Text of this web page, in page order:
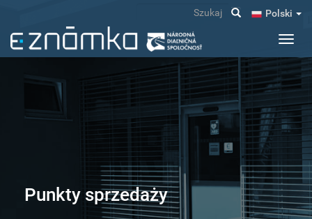
treści
Polski
Szukaj
Punkty sprzedaży